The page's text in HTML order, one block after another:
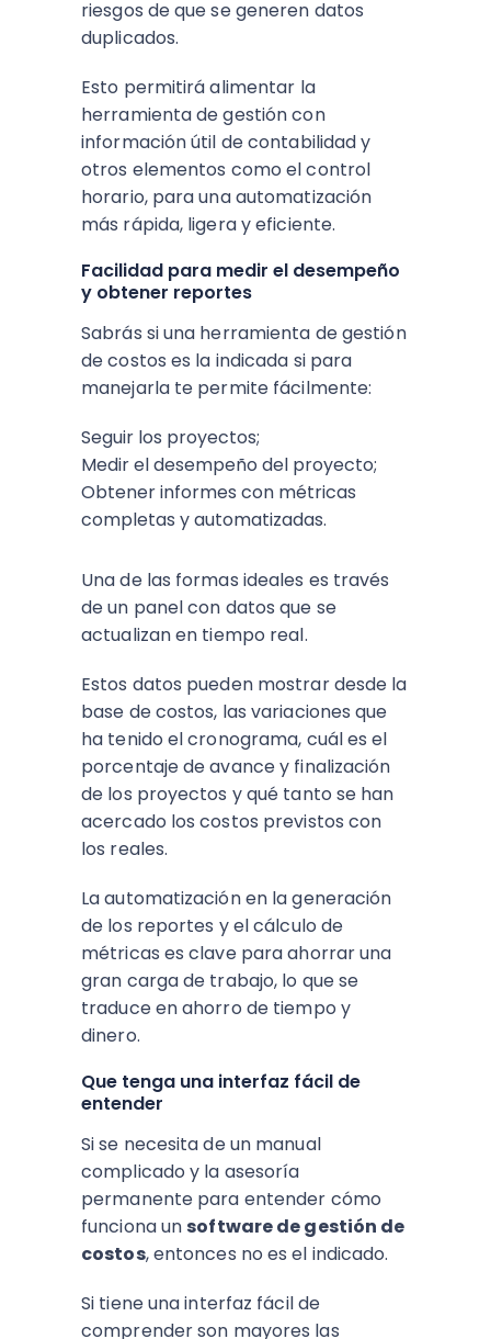
riesgos de que se generen datos
duplicados.
Esto permitirá alimentar la
herramienta de gestión con
información útil de contabilidad y
otros elementos como el control
horario, para una automatización
más rápida, ligera y eficiente.
Facilidad para medir el desempeño
y obtener reportes
Sabrás si una herramienta de gestión
de costos es la indicada si para
manejarla te permite fácilmente:
Seguir los proyectos;
Medir el desempeño del proyecto;
Obtener informes con métricas
completas y automatizadas.
Una de las formas ideales es través
de un panel con datos que se
actualizan en tiempo real.
Estos datos pueden mostrar desde la
base de costos, las variaciones que
ha tenido el cronograma, cuál es el
porcentaje de avance y finalización
de los proyectos y qué tanto se han
acercado los costos previstos con
los reales.
La automatización en la generación
de los reportes y el cálculo de
métricas es clave para ahorrar una
gran carga de trabajo, lo que se
traduce en ahorro de tiempo y
dinero.
Que tenga una interfaz fácil de
entender
Si se necesita de un manual
complicado y la asesoría
permanente para entender cómo
funciona un software de gestión de
costos, entonces no es el indicado.
Si tiene una interfaz fácil de
comprender son mayores las